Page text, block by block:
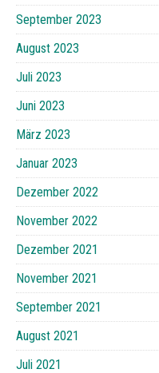
September 2023
August 2023
Juli 2023
Juni 2023
März 2023
Januar 2023
Dezember 2022
November 2022
Dezember 2021
November 2021
September 2021
August 2021
Juli 2021